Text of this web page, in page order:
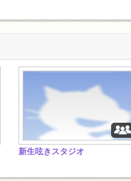
新生呟きスタジオ